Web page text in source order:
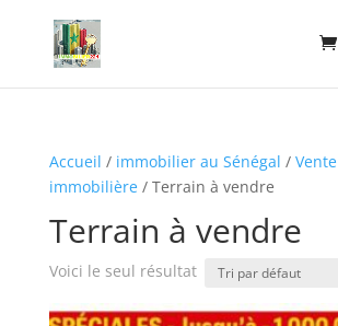
Accueil / immobilier au Sénégal / Vente
immobilière/ Terrain à vendre
Terrain à vendre
Voici le seul résultat